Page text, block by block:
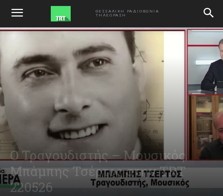
ΘΕΣΣΑΛΙΚΗ ΡΑΔΙΟΦΩΝΙΑ
ΤΗΛΕΟΡΑΣΗ
ΑΡΧΙΚΗ
Ο Τραγουδιστής – Μουσικός
Μπάμπης Τσέρτος στην TRT
220526